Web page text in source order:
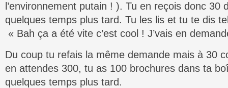
l’environnement putain ! ). Tu en reçois donc
quelques temps plus tard. Tu les lis et tu te dis
« Bah ça a été vite c’est cool ! J’vais en
Du coup tu refais la même demande mais à 30
en attendes 300, tu as 100 brochures dans ta
quelques temps plus tard.